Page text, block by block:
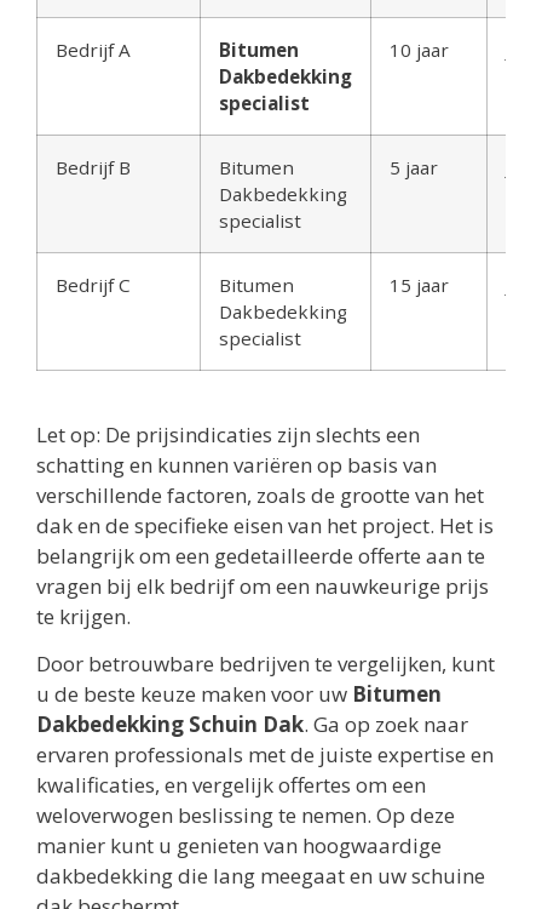
Bedrijf A
Bitumen
Dakbedekking
specialist
10 jaar
Bedrijf B
Bitumen
Dakbedekking
specialist
5 jaar
Bedrijf C
Bitumen
Dakbedekking
specialist
15 jaar
Let op: De prijsindicaties zijn slechts een
schatting en kunnen variëren op basis van
verschillende factoren, zoals de grootte van het
dak en de specifieke eisen van het project. Het is
belangrijk om een gedetailleerde offerte aan te
vragen bij elk bedrijf om een nauwkeurige prijs
te krijgen.
Door betrouwbare bedrijven te vergelijken, kunt
u de beste keuze maken voor uw Bitumen
Dakbedekking Schuin Dak. Ga op zoek naar
ervaren professionals met de juiste expertise en
kwalificaties, en vergelijk offertes om een
weloverwogen beslissing te nemen. Op deze
manier kunt u genieten van hoogwaardige
dakbedekking die lang meegaat en uw schuine